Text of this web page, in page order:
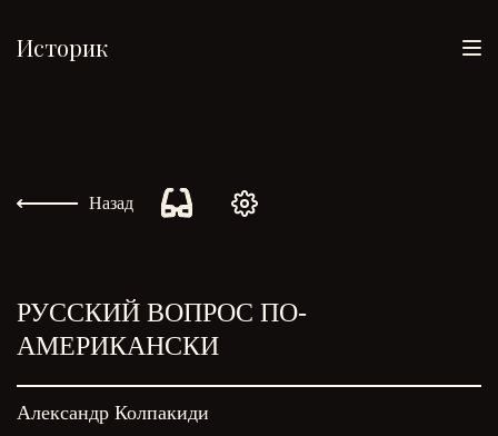
Историк
Назад
РУССКИЙ ВОПРОС ПО-
АМЕРИКАНСКИ
Александр Колпакиди